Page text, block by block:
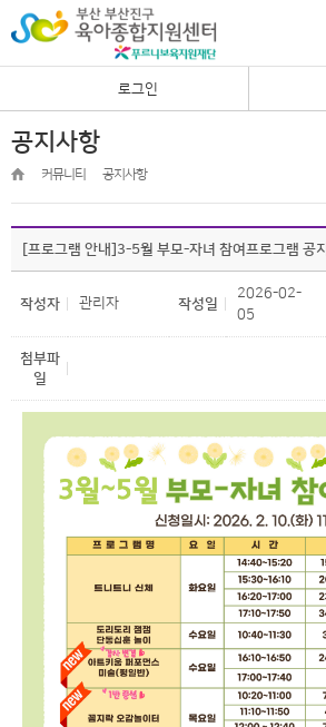
로그인
공지사항
커뮤니티 공지사항
[프로그램 안내]3-5월 부모-자녀 참여프로그램 공지
작성자 관리자 작성일
2026-02-
05
첨부파
일